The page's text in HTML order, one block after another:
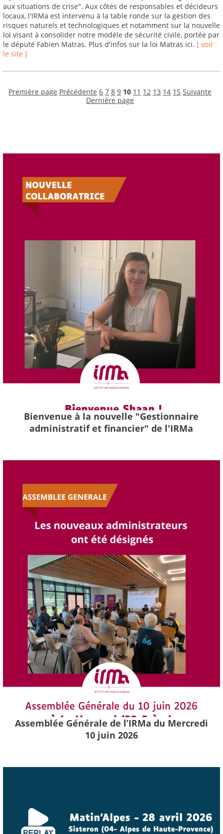
aux situations de crise". Aux côtés de responsables et décideurs
locaux, l'IRMa est intervenu à la table ronde sur la gestion des
risques naturels et technologiques et notamment sur la nouvelle
loi visant à consolider notre modèle de sécurité civile, portée par
le député Fabien Matras. Plus d'infos sur la loi Matras ici. [ voir
le site ]
Première page Précédente 6 7 8 9 10 11 12 13 14 15 Suivante
Dernière page
Bienvenue à la nouvelle "Gestionnaire
administratif et financier" de l'IRMa
Assemblée Générale de l’IRMa du Mercredi
10 juin 2026